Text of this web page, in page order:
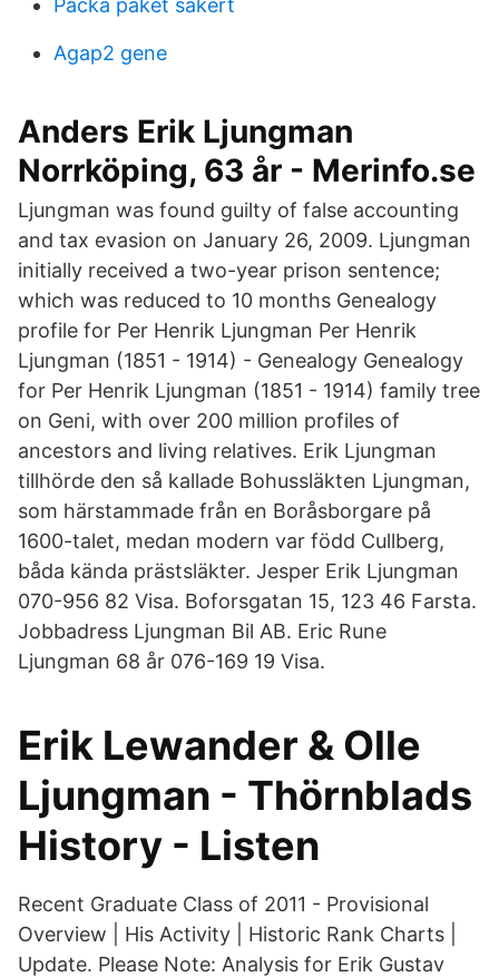
Packa paket säkert
Agap2 gene
Anders Erik Ljungman
Norrköping, 63 år - Merinfo.se
Ljungman was found guilty of false accounting
and tax evasion on January 26, 2009. Ljungman
initially received a two-year prison sentence;
which was reduced to 10 months Genealogy
profile for Per Henrik Ljungman Per Henrik
Ljungman (1851 - 1914) - Genealogy Genealogy
for Per Henrik Ljungman (1851 - 1914) family tree
on Geni, with over 200 million profiles of
ancestors and living relatives. Erik Ljungman
tillhörde den så kallade Bohussläkten Ljungman,
som härstammade från en Boråsborgare på
1600-talet, medan modern var född Cullberg,
båda kända prästsläkter. Jesper Erik Ljungman
070-956 82 Visa. Boforsgatan 15, 123 46 Farsta.
Jobbadress Ljungman Bil AB. Eric Rune
Ljungman 68 år 076-169 19 Visa.
Erik Lewander & Olle
Ljungman - Thörnblads
History - Listen
Recent Graduate Class of 2011 - Provisional
Overview | His Activity | Historic Rank Charts |
Update. Please Note: Analysis for Erik Gustav